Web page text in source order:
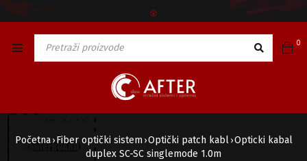
🅯
0
Početna › Fiber optički sistem ›Optički patch kabl ›Opticki kabal
duplex SC-SC singlemode 1.0m